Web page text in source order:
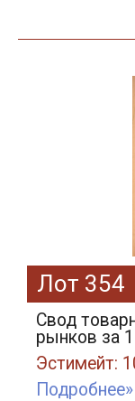
Лот 354
Свод
рынков за
Эстимейт:
Подробнее»